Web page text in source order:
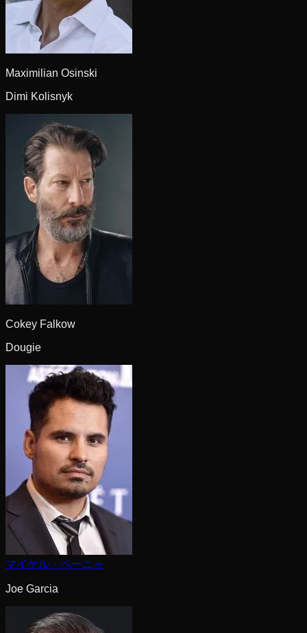
Maximilian Osinski
Dimi Kolisnyk
Cokey Falkow
Dougie
マイケル・ペーニャ
Joe Garcia